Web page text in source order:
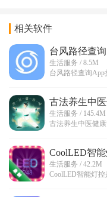
相关软件
台风路径查
生活服务 / 8.5M
台风路径查询App
古法养生中
生活服务 / 145.4M
古法养生中医健
CoolLED智
生活服务 / 42.2M
CoolLED智能灯